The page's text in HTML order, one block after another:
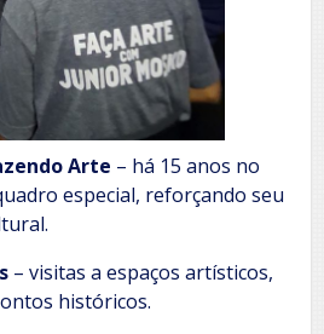
Arte – há 15 anos no
especial, reforçando seu
– visitas a espaços artísticos,
históricos.